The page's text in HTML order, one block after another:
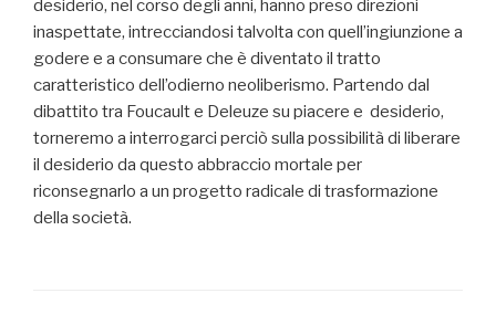
desiderio, nel corso degli anni, hanno preso direzioni
inaspettate, intrecciandosi talvolta con quell’ingiunzione a
godere e a consumare che è diventato il tratto
caratteristico dell’odierno neoliberismo. Partendo dal
dibattito tra Foucault e Deleuze su piacere e desiderio,
torneremo a interrogarci perciò sulla possibilità di liberare
il desiderio da questo abbraccio mortale per
riconsegnarlo a un progetto radicale di trasformazione
della società.